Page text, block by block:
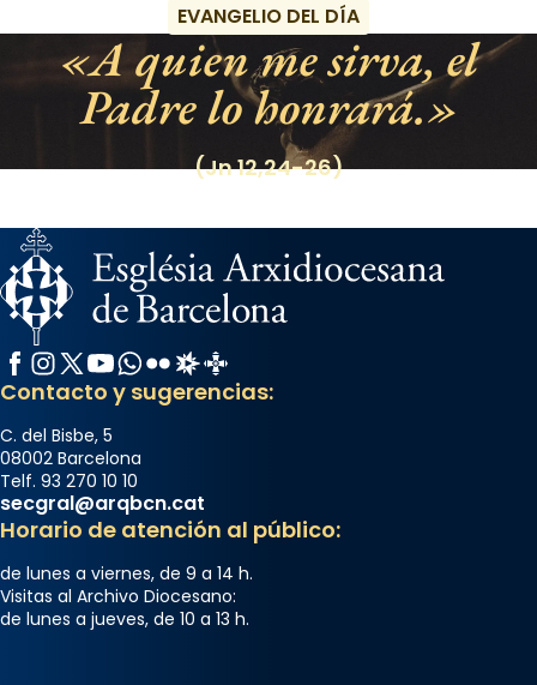
EVANGELIO DEL DÍA
A quien me sirva, el
Padre lo honrará.
(Jn 12,24-26)
Facebook
Instagram
X / Twitter
YouTube
WhatsApp
FlickrRadio Estel
Catalunya Cristiana
Contacto y sugerencias:
C. del Bisbe, 5
08002 Barcelona
Telf. 93 270 10 10
secgral@arqbcn.cat
Horario de atención al público:
de lunes a viernes, de 9 a 14 h.
Visitas al Archivo Diocesano:
de lunes a jueves, de 10 a 13 h.